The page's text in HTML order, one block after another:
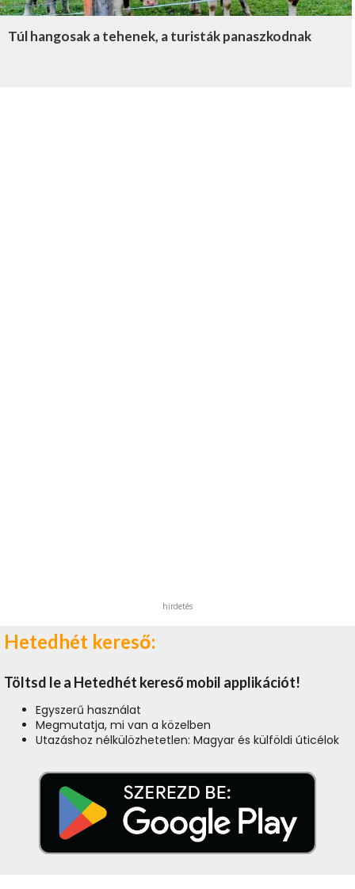
Túl hangosak a tehenek, a turisták panaszkodnak
hirdetés
Hetedhét kereső:
Töltsd le a Hetedhét kereső mobil applikációt!
Egyszerű használat
Megmutatja, mi van a közelben
Utazáshoz nélkülözhetetlen: Magyar és külföldi úticélok